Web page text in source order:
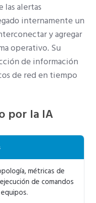
las alertas
internamente un
y agregar
operativo. Su
de información
de red en tiempo
por la IA
métricas de
de comandos